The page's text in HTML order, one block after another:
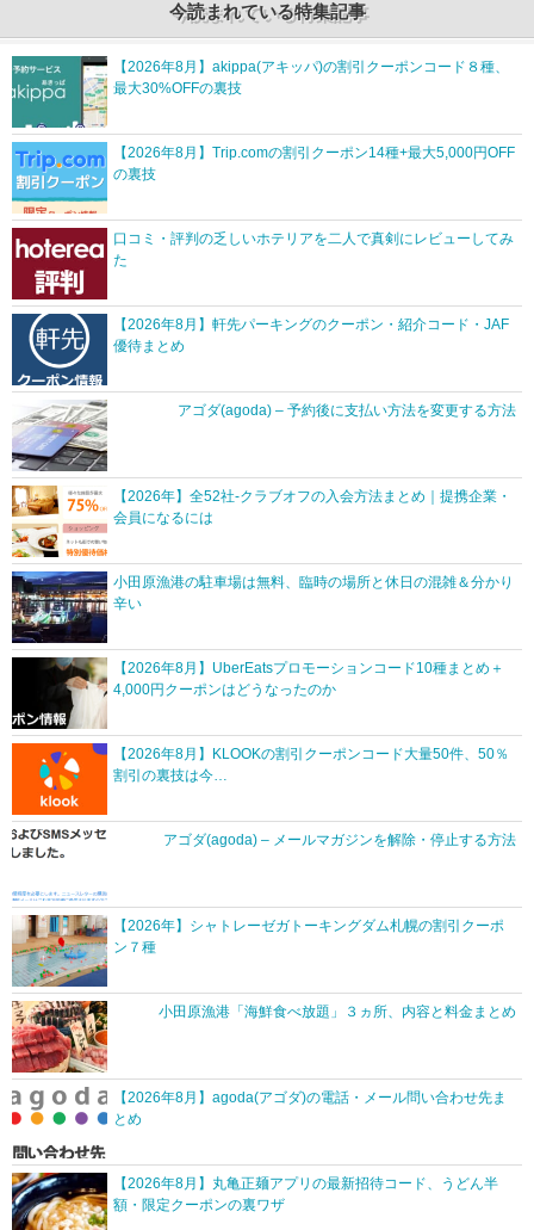
今読まれている特集記事
【2026年8月】akippa(アキッパ)の割引クーポンコード８種、
最大30%OFFの裏技
【2026年8月】Trip.comの割引クーポン14種+最大5,000円OFF
の裏技
口コミ・評判の乏しいホテリアを二人で真剣にレビューしてみ
た
【2026年8月】軒先パーキングのクーポン・紹介コード・JAF
優待まとめ
アゴダ(agoda) – 予約後に支払い方法を変更する方法
【2026年】全52社-クラブオフの入会方法まとめ｜提携企業・
会員になるには
小田原漁港の駐車場は無料、臨時の場所と休日の混雑＆分かり
辛い
【2026年8月】UberEatsプロモーションコード10種まとめ＋
4,000円クーポンはどうなったのか
【2026年8月】KLOOKの割引クーポンコード大量50件、50％
割引の裏技は今…
アゴダ(agoda) – メールマガジンを解除・停止する方法
【2026年】シャトレーゼガトーキングダム札幌の割引クーポ
ン７種
小田原漁港「海鮮食べ放題」３ヵ所、内容と料金まとめ
【2026年8月】agoda(アゴダ)の電話・メール問い合わせ先ま
とめ
【2026年8月】丸亀正麺アプリの最新招待コード、うどん半
額・限定クーポンの裏ワザ